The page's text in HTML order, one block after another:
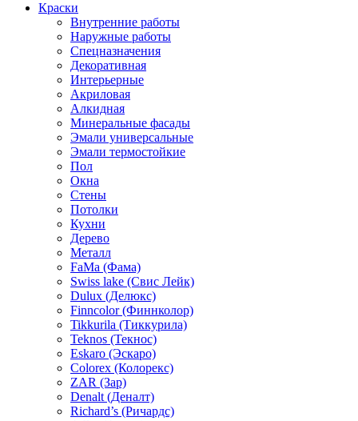
Краски
Внутренние работы
Наружные работы
Спецназначения
Декоративная
Интерьерные
Акриловая
Алкидная
Минеральные фасады
Эмали универсальные
Эмали термостойкие
Пол
Окна
Стены
Потолки
Кухни
Дерево
Металл
FaMa (Фама)
Swiss lake (Свис Лейк)
Dulux (Делюкс)
Finncolor (Финнколор)
Tikkurila (Тиккурила)
Teknos (Текнос)
Eskaro (Эскаро)
Colorex (Колорекс)
ZAR (Зар)
Denalt (Деналт)
Richard’s (Ричардс)